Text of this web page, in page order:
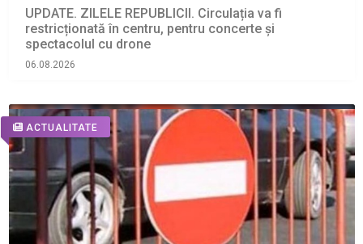
UPDATE. ZILELE REPUBLICII. Circulația va fi
restricționată în centru, pentru concerte și
spectacolul cu drone
06.08.2026
ACTUALITATE